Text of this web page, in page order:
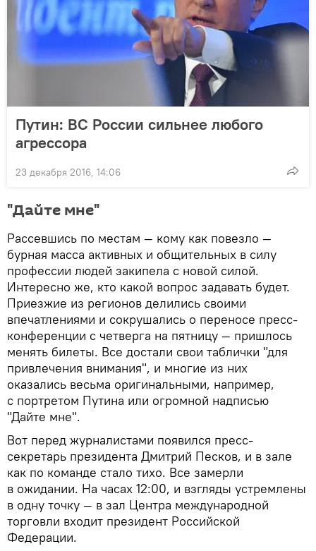
Путин: ВС России сильнее любого
агрессора
23 декабря 2016, 14:06
"Дайте мне"
Рассевшись по местам — кому как повезло —
бурная масса активных и общительных в силу
профессии людей закипела с новой силой.
Интересно же, кто какой вопрос задавать будет.
Приезжие из регионов делились своими
впечатлениями и сокрушались о переносе пресс-
конференции с четверга на пятницу — пришлось
менять билеты. Все достали свои таблички "для
привлечения внимания", и многие из них
оказались весьма оригинальными, например,
с портретом Путина или огромной надписью
"Дайте мне".
Вот перед журналистами появился пресс-
секретарь президента Дмитрий Песков, и в зале
как по команде стало тихо. Все замерли
в ожидании. На часах 12:00, и взгляды устремлены
в одну точку — в зал Центра международной
торговли входит президент Российской
Федерации.